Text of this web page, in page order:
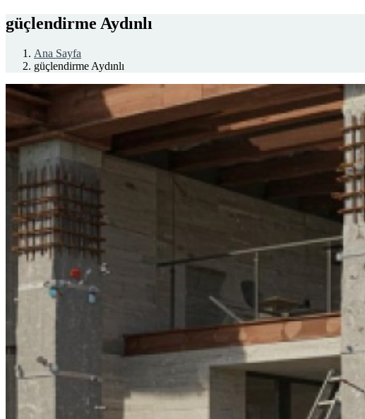
güçlendirme Aydınlı
Ana Sayfa
güçlendirme Aydınlı